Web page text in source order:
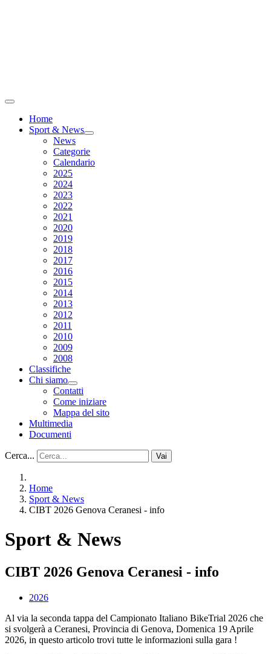
Home
Sport & News
News
Categorie
Calendario
2025
2024
2023
2022
2021
2020
2019
2018
2017
2016
2015
2014
2013
2012
2011
2010
2009
2008
Classifiche
Chi siamo
Contatti
Come iniziare
Mappa del sito
Multimedia
Documenti
Cerca... Vai
Home
Sport & News
CIBT 2026 Genova Ceranesi - info
Sport & News
CIBT 2026 Genova Ceranesi - info
2026
Al via la seconda tappa del Campionato Italiano BikeTrial 2026 che
si svolgerà a Ceranesi, Provincia di Genova, Domenica 19 Aprile
2026, in questo articolo trovi tutte le informazioni sulla gara !